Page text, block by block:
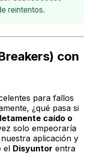
reintentos.
con
para fallos
¿qué pasa si
caído o
solo empeoraría
aplicación y
el Disyuntor entra